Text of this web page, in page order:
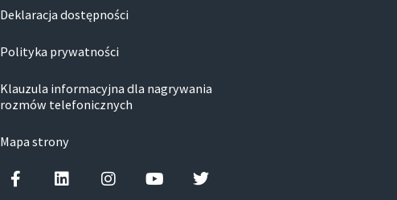
Deklaracja dostępności
Polityka prywatności
Klauzula informacyjna dla nagrywania
rozmów telefonicznych
Mapa strony
Facebook-fLinkedinInstagramYoutubeTwitter